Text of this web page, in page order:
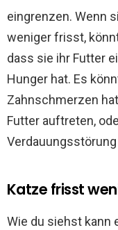
eingrenzen. Wenn
weniger frisst,
dass sie ihr Futter
Hunger hat. Es
Zahnschmerzen
Futter auftreten,
Katze frisst
Wie du siehst kann